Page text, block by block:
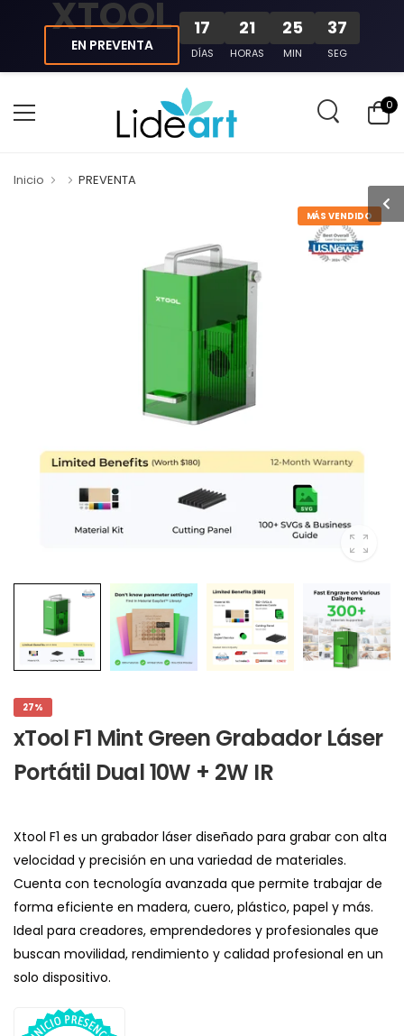
XTOOL
EN PREVENTA
17
DÍAS
21
HORAS
25
MIN
36
SEG
0
Inicio PREVENTA
MÁS VENDIDO
27%
xTool F1 Mint Green Grabador Láser
Portátil Dual 10W + 2W IR
Xtool F1 es un grabador láser diseñado para grabar con alta
velocidad y precisión en una variedad de materiales.
Cuenta con tecnología avanzada que permite trabajar de
forma eficiente en madera, cuero, plástico, papel y más.
Ideal para creadores, emprendedores y profesionales que
buscan movilidad, rendimiento y calidad profesional en un
solo dispositivo.